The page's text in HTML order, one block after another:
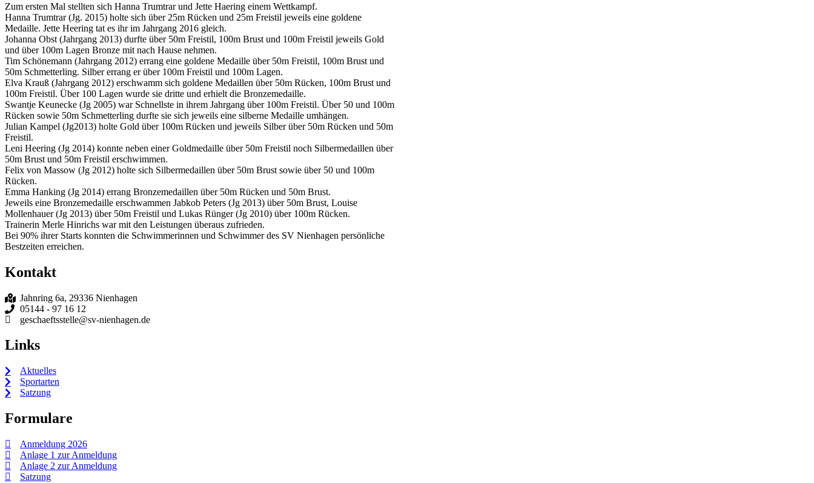
Zum ersten Mal stellten sich Hanna Trumtrar und Jette Haering einem Wettkampf.
Hanna Trumtrar (Jg. 2015) holte sich über 25m Rücken und 25m Freistil jeweils eine goldene
Medaille. Jette Heering tat es ihr im Jahrgang 2016 gleich.
Johanna Obst (Jahrgang 2013) durfte über 50m Freistil, 100m Brust und 100m Freistil jeweils Gold
und über 100m Lagen Bronze mit nach Hause nehmen.
Tim Schönemann (Jahrgang 2012) errang eine goldene Medaille über 50m Freistil, 100m Brust und
50m Schmetterling. Silber errang er über 100m Freistil und 100m Lagen.
Elva Krauß (Jahrgang 2012) erschwamm sich goldene Medaillen über 50m Rücken, 100m Brust und
100m Freistil. Über 100 Lagen wurde sie dritte und erhielt die Bronzemedaille.
Swantje Keunecke (Jg 2005) war Schnellste in ihrem Jahrgang über 100m Freistil. Über 50 und 100m
Rücken sowie 50m Schmetterling durfte sie sich jeweils eine silberne Medaille umhängen.
Julian Kampel (Jg2013) holte Gold über 100m Rücken und jeweils Silber über 50m Rücken und 50m
Freistil.
Leni Heering (Jg 2014) konnte neben einer Goldmedaille über 50m Freistil noch Silbermedaillen über
50m Brust und 50m Freistil erschwimmen.
Felix von Massow (Jg 2012) holte sich Silbermedaillen über 50m Brust sowie über 50 und 100m
Rücken.
Emma Hanking (Jg 2014) errang Bronzemedaillen über 50m Rücken und 50m Brust.
Jeweils eine Bronzemedaille erschwammen Jabkob Peters (Jg 2013) über 50m Brust, Louise
Mollenhauer (Jg 2013) über 50m Freistil und Lukas Rünger (Jg 2010) über 100m Rücken.
Trainerin Merle Hinrichs war mit den Leistungen überaus zufrieden.
Bei 90% ihrer Starts konnten die Schwimmerinnen und Schwimmer des SV Nienhagen persönliche
Bestzeiten erreichen.
Kontakt
Jahnring 6a, 29336 Nienhagen
05144 - 97 16 12
geschaeftsstelle@sv-nienhagen.de
Links
Aktuelles
Sportarten
Satzung
Formulare
Anmeldung 2026
Anlage 1 zur Anmeldung
Anlage 2 zur Anmeldung
Satzung